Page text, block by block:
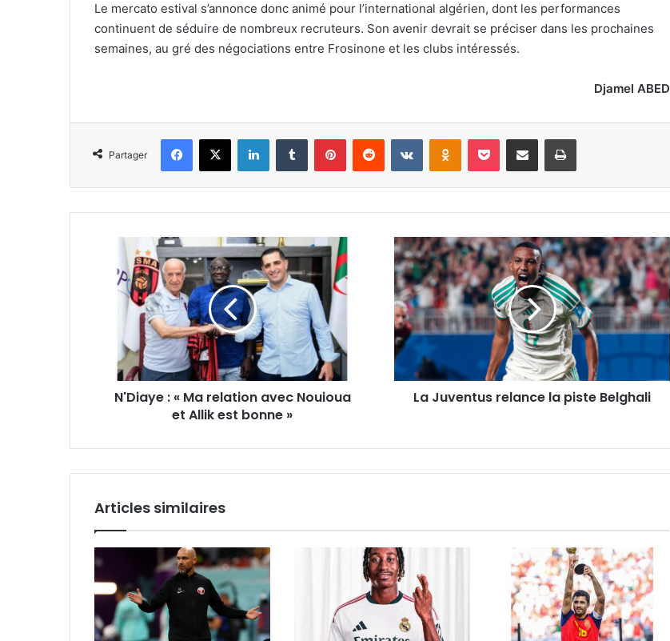
Le mercato estival s’annonce donc animé pour l’international algérien, dont les performances
continuent de séduire de nombreux recruteurs. Son avenir devrait se préciser dans les prochaines
semaines, au gré des négociations entre Frosinone et les clubs intéressés.
Djamel ABED
Partager
Facebook
X LinkedinTumblr PinterestReddit VKontakteOdnoklassniki
Pocket Partager par email Imprimer
N'Diaye
relation
Nouioua
N'Diaye : « Ma relation avec Nouioua
et Allik est bonne »
La
Juventus
relance
la
piste
Belghali
La Juventus relance la piste Belghali
Articles similaires